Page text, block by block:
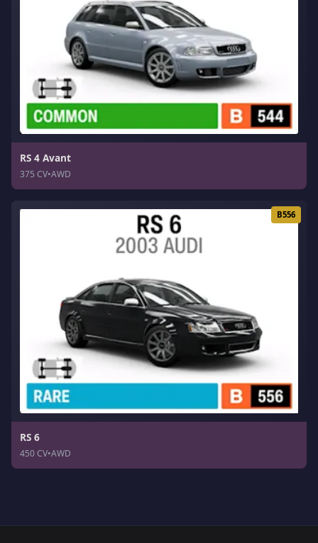
RS 4 Avant
375 CV•AWD
B556
RS 6
450 CV•AWD